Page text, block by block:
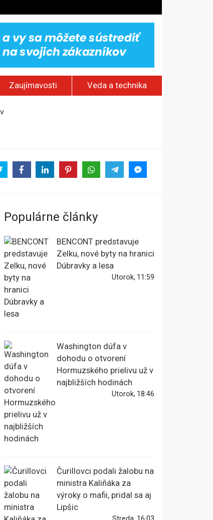
Zaujímavosti Veda a technika
Populárne články
BENCONT predstavuje
Zelku, nové byty na hranici
Dúbravky a lesa
Utorok, 11:59
Washington dúfa v
dohodu o otvorení
Hormuzského prielivu už v
najbližších hodinách
Utorok, 18:46
Čurillovci podali žalobu na
ministra Kaliňáka za
výroky o mafii, pridal sa aj
Lipšic
Streda, 16:03